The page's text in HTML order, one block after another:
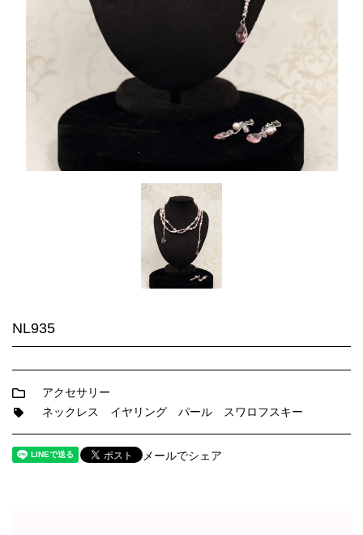
NL935
アクセサリー
ネックレス
イヤリング パール スワロフスキー
メールでシェア